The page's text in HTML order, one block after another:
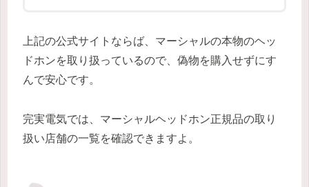
上記の公式サイトならば、マーシャルの本物のヘッ
ドホンを取り扱っているので、偽物を購入せずにす
んで安心です。
完実電気では、マーシャルヘッドホン正規品の取り
扱い店舗の一覧を確認できますよ。